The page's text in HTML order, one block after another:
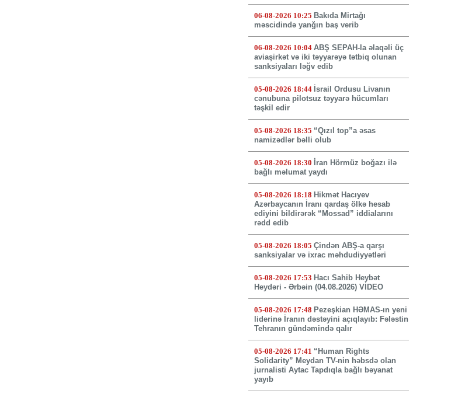
06-08-2026 10:25 Bakıda Mirtağı
məscidində yanğın baş verib
06-08-2026 10:04 ABŞ SEPAH-la əlaqəli üç
aviaşirkət və iki təyyarəyə tətbiq olunan
sanksiyaları ləğv edib
05-08-2026 18:44 İsrail Ordusu Livanın
cənubuna pilotsuz təyyarə hücumları
təşkil edir
05-08-2026 18:35 “Qızıl top”a əsas
namizədlər bəlli olub
05-08-2026 18:30 İran Hörmüz boğazı ilə
bağlı məlumat yaydı
05-08-2026 18:18 Hikmət Hacıyev
Azərbaycanın İranı qardaş ölkə hesab
ediyini bildirərək “Mossad” iddialarını
rədd edib
05-08-2026 18:05 Çindən ABŞ-a qarşı
sanksiyalar və ixrac məhdudiyyətləri
05-08-2026 17:53 Hacı Sahib Heybət
Heydəri - Ərbəin (04.08.2026) VİDEO
05-08-2026 17:48 Pezeşkian HƏMAS-ın yeni
liderinə İranın dəstəyini açıqlayıb: Fələstin
Tehranın gündəmində qalır
05-08-2026 17:41 “Human Rights
Solidarity” Meydan TV-nin həbsdə olan
jurnalisti Aytac Tapdıqla bağlı bəyanat
yayıb